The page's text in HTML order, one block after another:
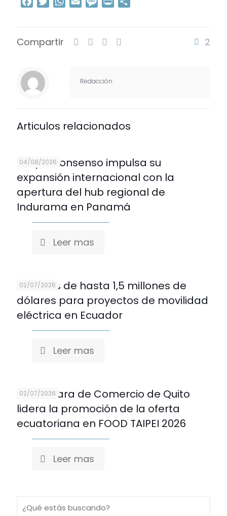
Compartir 2
Redacción
Articulos relacionados
04/08/2026
Grupo Consenso impulsa su
expansión internacional con la
apertura del hub regional de
Indurama en Panamá
Leer mas
02/07/2026
Créditos de hasta 1,5 millones de
dólares para proyectos de movilidad
eléctrica en Ecuador
Leer mas
02/07/2026
La Cámara de Comercio de Quito
lidera la promoción de la oferta
ecuatoriana en FOOD TAIPEI 2026
Leer mas